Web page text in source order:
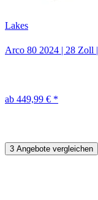
Lakes
Arco 80 2024 | 28 Zoll |
ab 449,99 € *
3 Angebote vergleichen